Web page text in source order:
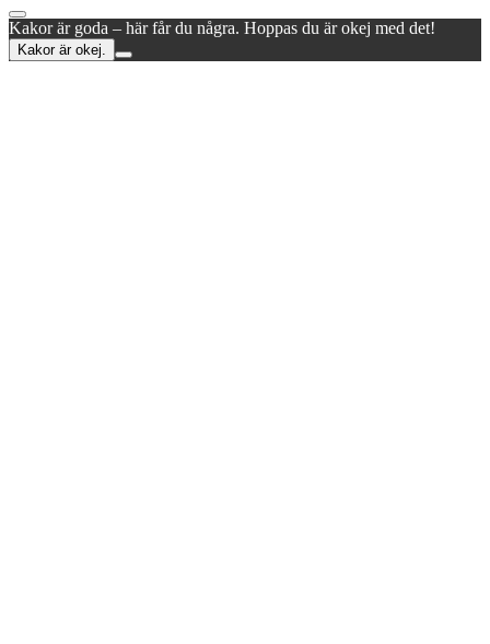
Rulla
till
toppen
Kakor är goda – här får du några. Hoppas du är okej med det!
Kakor är okej.